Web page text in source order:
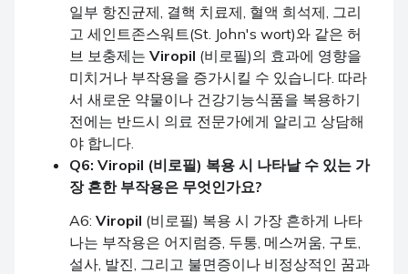
일부 항진균제, 결핵 치료제, 혈액 희석제, 그리
고 세인트존스워트(St. John's wort)와 같은 허
브 보충제는 Viropil (비로필)의 효과에 영향을
미치거나 부작용을 증가시킬 수 있습니다. 따라
서 새로운 약물이나 건강기능식품을 복용하기
전에는 반드시 의료 전문가에게 알리고 상담해
야 합니다.
Q6: Viropil (비로필) 복용 시 나타날 수 있는 가
장 흔한 부작용은 무엇인가요?
A6: Viropil (비로필) 복용 시 가장 흔하게 나타
나는 부작용은 어지럼증, 두통, 메스꺼움, 구토,
설사, 발진, 그리고 불면증이나 비정상적인 꿈과